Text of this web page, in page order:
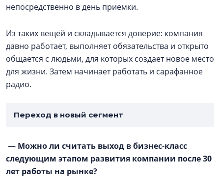
непосредственно в день приемки.
Из таких вещей и складывается доверие: компания
давно работает, выполняет обязательства и открыто
общается с людьми, для которых создает новое место
для жизни. Затем начинает работать и сарафанное
радио.
Переход в новый сегмент
— Можно ли считать выход в бизнес-класс
следующим этапом развития компании после 30
лет работы на рынке?